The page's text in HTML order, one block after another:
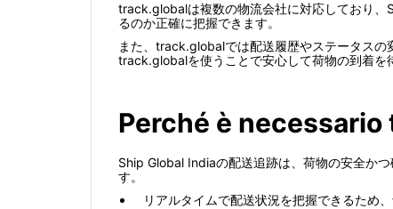
track.globalは複数の物流会社に対応しており、
るのか正確に把握できます。
また、track.globalでは配送履歴やステータスの
track.globalを使うことで安心して荷物の到着を
Perché è
Ship Global Indiaの配送追跡は、荷物の安全か
す。
リアルタイムで配送状況を把握できるため